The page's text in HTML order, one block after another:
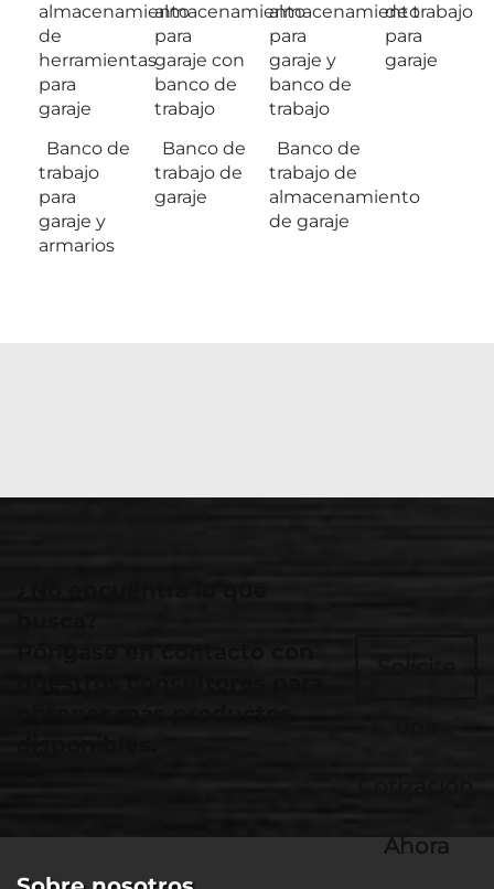
almacenamiento
de
herramientas
para
garaje
almacenamiento
para
garaje con
banco de
trabajo
almacenamiento
para
garaje y
banco de
trabajo
de trabajo
para
garaje
Banco de
trabajo
para
garaje y
armarios
Banco de
trabajo de
garaje
Banco de
trabajo de
almacenamiento
de garaje
Ahora